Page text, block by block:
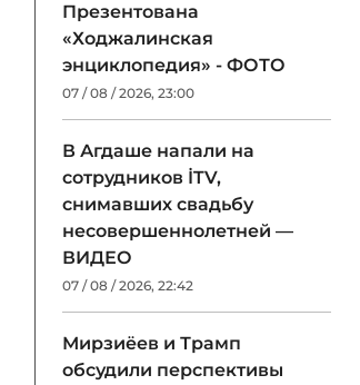
Презентована
«Ходжалинская
энциклопедия» - ФОТО
07 / 08 / 2026, 23:00
В Агдаше напали на
сотрудников İTV,
снимавших свадьбу
несовершеннолетней —
ВИДЕО
07 / 08 / 2026, 22:42
Мирзиёев и Трамп
обсудили перспективы